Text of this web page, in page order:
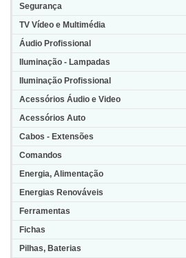
Segurança
TV Vídeo e Multimédia
Áudio Profissional
Iluminação - Lampadas
Iluminação Profissional
Acessórios Áudio e Video
Acessórios Auto
Cabos - Extensões
Comandos
Energia, Alimentação
Energias Renováveis
Ferramentas
Fichas
Pilhas, Baterias